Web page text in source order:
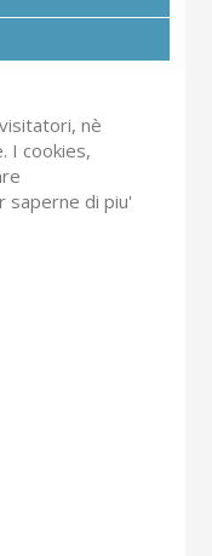
nè
I cookies,
saperne di piu'